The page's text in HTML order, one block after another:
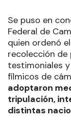
Se puso en
Federal de
quien ordenó
recolección de
testimoniales
fílmicos de
adoptaron
tripulación,
distintas